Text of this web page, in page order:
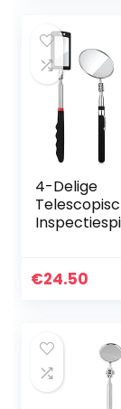
4-Delige
€24.50